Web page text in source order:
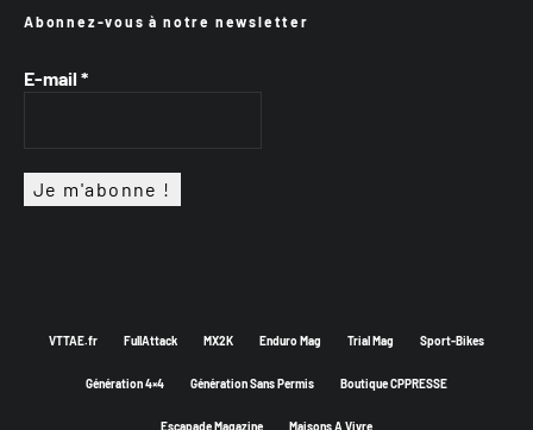
Abonnez-vous à notre newsletter
E-mail *
VTTAE.fr FullAttack MX2K Enduro Mag Trial Mag Sport-Bikes
Génération 4×4 Génération Sans Permis Boutique CPPRESSE
Escapade Magazine Maisons A Vivre